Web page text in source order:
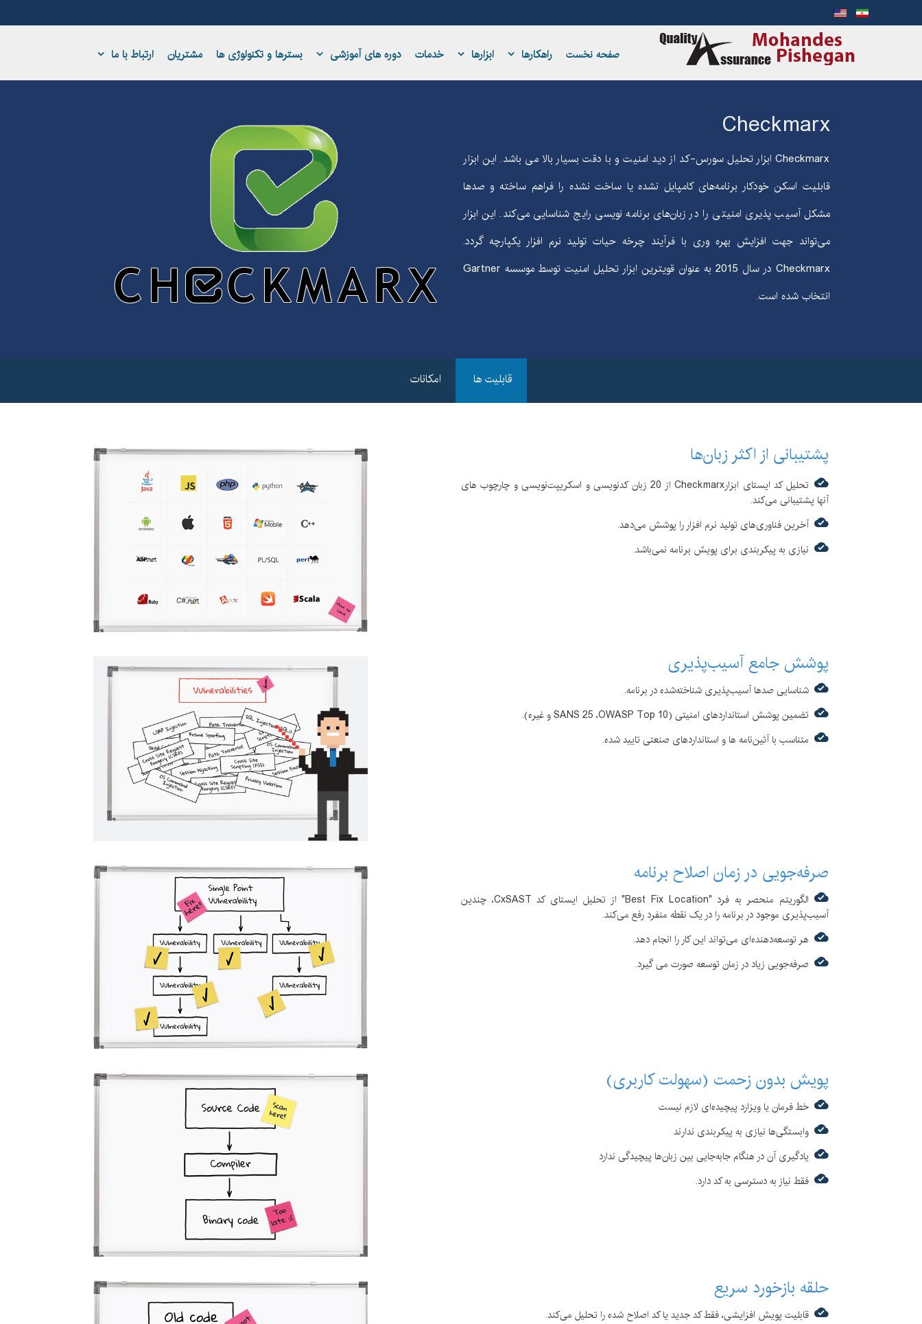
صفحه نخست راهکارها ابزارها خدمات دوره های آموزشی بسترها و تکنولوژی ها مشتریان ارتباط با ما
Checkmarx
Checkmarxابزار تحلیل سورس-کد از دید امنیت و با دقت بسیار بالا می باشد. این ابزار
قابلیت اسکن خودکار برنامه‌های کامپایل نشده یا ساخت نشده را فراهم ساخته و صدها
مشکل آسیب پذیری امنیتی را در زبان‌های برنامه نویسی رایج شناسایی می‌کند. این ابزار
می‌تواند جهت افزایش بهره وری با فرآیند چرخه حیات تولید نرم افزار یکپارچه گردد.
Checkmarx در سال 2015 به عنوان قویترین ابزار تحلیل امنیت توسط موسسه
Gartner
انتخاب شده است.
قابلیت ها امکانات
پشتیبانی از اکثر زبان‌ها
تحلیل کد ایستای ابزارCheckmarx از 20 زبان کد‌‌نویسی و اسکریپت‌نویسی و چارچوب های
آنها پشتیبانی می‌کند.
آخرین فناوری‌های تولید نرم افزار را پوشش می‌دهد.
نیازی به پیکربندی برای پویش برنامه نمی‌باشد.
پوشش جامع آسیب‌پذیری
شناسایی صدها آسیب‌پذیری شناخته‌شده در برنامه.
تضمین پوشش استانداردهای امنیتی (SANS 25 ،OWASP Top 10 و غیره).
متناسب با آئین‌نامه ها و استانداردهای صنعتی تایید شده.
صرفه‌جویی در زمان اصلاح برنامه
الگوریتم منحصر به فرد "Best Fix Location" از تحلیل ایستای کد CxSAST، چندین
آسیب‌پذیری‌ موجود در برنامه را در یک نقطه منفرد رفع می‌کند.
هر توسعه‌دهنده‌ای می‌تواند این کار را انجام دهد.
صرفه‌جویی زیاد در زمان توسعه‌ صورت می گیرد.
پویش بدون زحمت (سهولت کاربری)
خط فرمان یا ویزارد پیچیده‌ای لازم نیست
وابستگی‌ها نیازی به پیکربندی ندارند
یادگیری آن در هنگام جابه‌جایی بین زبان‌ها پیچیدگی ندارد
فقط نیاز به دسترسی به کد دارد.
حلقه بازخورد سریع
قابلیت پویش افزایشی، فقط کد جدید یا کد اصلاح شده را تحلیل می‌کند.
دارای رتبه اول در تحلیل سورس-کد از دید امنیت
اسکن صدها آسیب پذیری همچون SQL Injection ،Cross-Site Scripting ،Session Fixation ،Session poisoning ،Buffer Overflow ،Code Injection ،Parameter
Tampering ،Cross-site request forgery ،Log forgery ،DoS ،Hardcoded password ،URL redirection attack Invalidated input ،Unhandled exception
resources
پشتیبانی از استانداردهای رایج امنیت همچون
قابلیت یکپارچه سازی با فرایند ساخت و انتشار کدهای برنامه
استفاده از تکنیک تحلیل جریان داده (data flow analysis
قابلیت ساخت داشبورد، گزارشات و نمودارهای شخصی
قابلیت یکپارچه سازی با ابزارهای سورس-کنترل رایج همچون